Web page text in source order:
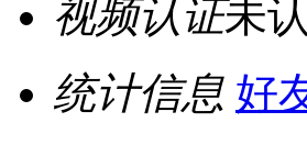
视频认证未
统计信息 好